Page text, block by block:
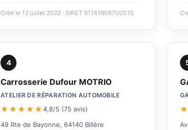
Créé le 12 juillet 2022 · SIRET 91741908700015
4
Carrosserie Dufour MOTRIO
ATELIER DE RÉPARATION AUTOMOBILE
★★★★★4,8/5 (75 avis)
49 Rte de Bayonne, 64140 Billère